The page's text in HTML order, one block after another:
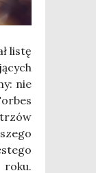
listę
nie